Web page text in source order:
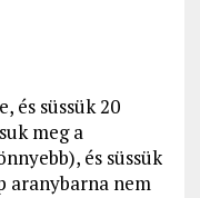
és süssük 20
meg a
és süssük
aranybarna nem